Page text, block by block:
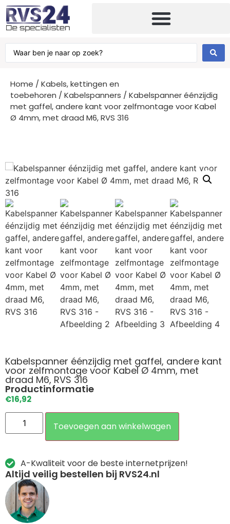
Home /Kabels, kettingen en
toebehoren /Kabelspanners / Kabelspanner éénzijdig
met gaffel, andere kant voor zelfmontage voor Kabel
Ø 4mm, met draad M6, RVS 316
Kabelspanner éénzijdig met gaffel, andere kant
voor zelfmontage voor Kabel Ø 4mm, met
draad M6, RVS 316
Productinformatie
€16,92
Toevoegen aan winkelwagen
A-Kwaliteit voor de beste internetprijzen!
Altijd veilig bestellen bij RVS24.nl